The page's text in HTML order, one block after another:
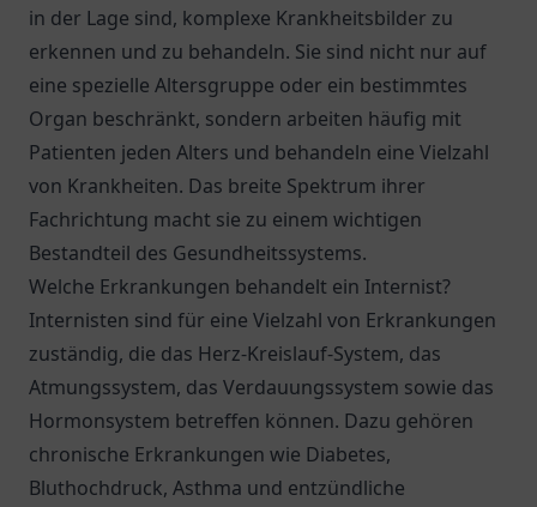
in der Lage sind, komplexe Krankheitsbilder zu
erkennen und zu behandeln. Sie sind nicht nur auf
eine spezielle Altersgruppe oder ein bestimmtes
Organ beschränkt, sondern arbeiten häufig mit
Patienten jeden Alters und behandeln eine Vielzahl
von Krankheiten. Das breite Spektrum ihrer
Fachrichtung macht sie zu einem wichtigen
Bestandteil des Gesundheitssystems.
Welche Erkrankungen behandelt ein Internist?
Internisten sind für eine Vielzahl von Erkrankungen
zuständig, die das Herz-Kreislauf-System, das
Atmungssystem, das Verdauungssystem sowie das
Hormonsystem betreffen können. Dazu gehören
chronische Erkrankungen wie Diabetes,
Bluthochdruck, Asthma und entzündliche